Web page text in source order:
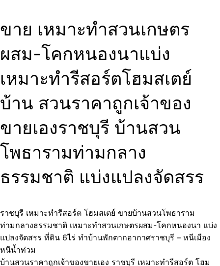
ขาย เหมาะทำสวนเกษตร
ผสม-โคกหนองนาแบ่ง
เหมาะทำรีสอร์ตโฮมสเตย์
บ้าน สวนราคาถูกเจ้าของ
ขายเองราชบุรี บ้านสวน
โพธารามท่ามกลาง
ธรรมชาติ แบ่งแปลงจัดสรร
ราชบุรี เหมาะทำรีสอร์ต โฮมสเตย์ ขายบ้านสวนโพธาราม
ท่ามกลางธรรมชาติ เหมาะทำสวนเกษตรผสม-โคกหนองนา แบ่ง
แปลงจัดสรร ที่ดิน 6ไร่ ทำบ้านพักตากอากาศราชบุรี – หนีเมือง
หนีน้ำท่วม
บ้านสวนราคาถูกเจ้าของขายเอง ราชบุรี เหมาะทำรีสอร์ต โฮม